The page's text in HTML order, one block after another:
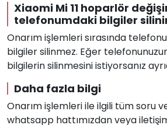
Xiaomi Mi 11 hoparlör
telefonumdaki bilgiler
Onarım işlemleri sırasında
bilgiler silinmez. Eğer
bilgilerin silinmesini istiyorsanız
Daha fazla bilgi
Onarım işlemleri ile ilgili tüm soru
whatsapp hattımızdan veya